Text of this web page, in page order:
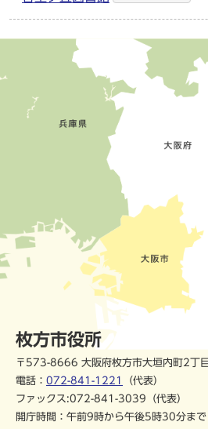
枚方市役所
〒573-8666 大阪府枚方市大垣内町2丁
電話： 072-841-1221
（代表）
ファックス:072-841-3039（代表）
開庁時間：午前9時から午後5時30分まで